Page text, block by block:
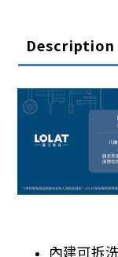
Description
內建可拆